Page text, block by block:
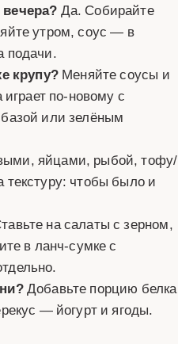
Да. Собирайте
утром, соус — в
подачи.
крупу?Меняйте соусы и
играет по-новому с
или зелёным
яйцами, рыбой, тофу/
чтобы было и
на салаты с зерном,
в ланч-сумке с
Добавьте порцию белка
— йогурт и ягоды.